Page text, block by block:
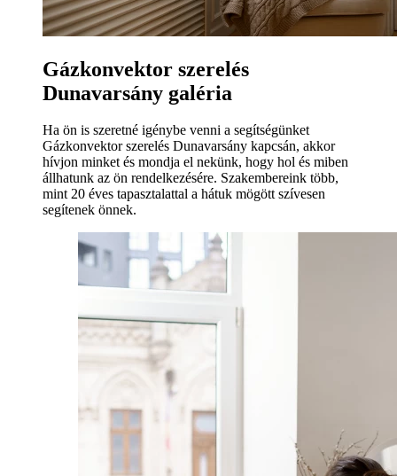
Gázkonvektor szerelés
Dunavarsány galéria
Ha ön is szeretné igénybe venni a segítségünket
Gázkonvektor szerelés Dunavarsány kapcsán, akkor
hívjon minket és mondja el nekünk, hogy hol és miben
állhatunk az ön rendelkezésére. Szakembereink több,
mint 20 éves tapasztalattal a hátuk mögött szívesen
segítenek önnek.